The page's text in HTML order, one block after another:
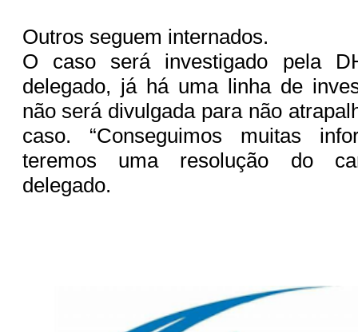
Outros seguem internados.
O caso será investigado pela
delegado, já há uma linha de
não será divulgada para não
caso. “Conseguimos muitas
teremos uma resolução do
delegado.